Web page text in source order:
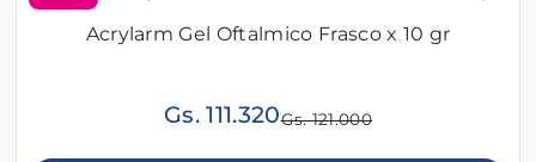
Acrylarm Gel Oftalmico Frasco x 10 gr
Gs. 111.320Gs. 121.000